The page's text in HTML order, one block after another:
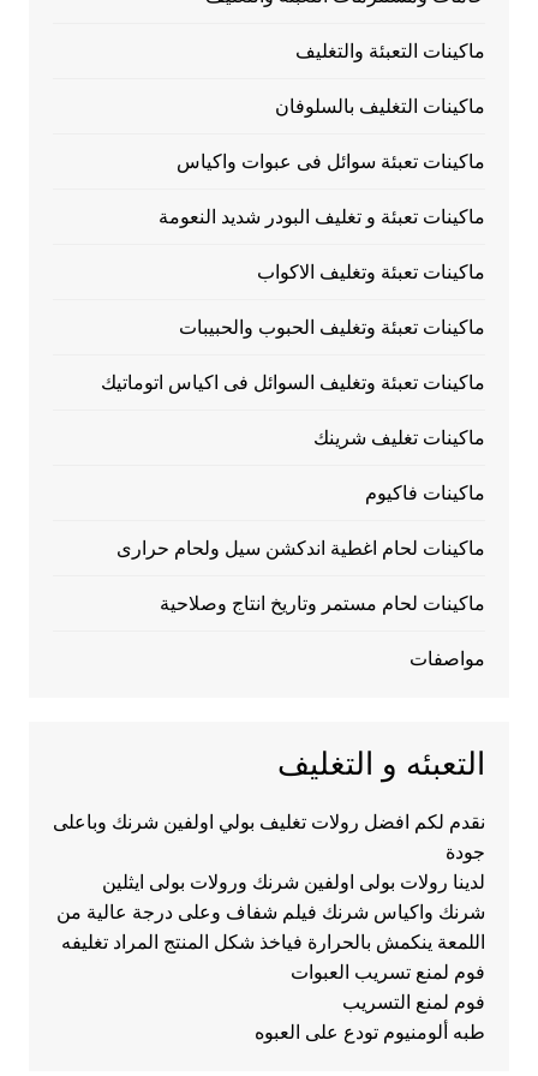
ماكينات التعبئة والتغليف
ماكينات التغليف بالسلوفان
ماكينات تعبئة سوائل فى عبوات واكياس
ماكينات تعبئة و تغليف البودر شديد النعومة
ماكينات تعبئة وتغليف الاكواب
ماكينات تعبئة وتغليف الحبوب والحبيبات
ماكينات تعبئة وتغليف السوائل فى اكياس اتوماتيك
ماكينات تغليف شرينك
ماكينات فاكيوم
ماكينات لحام اغطية اندكشن سيل ولحام حرارى
ماكينات لحام مستمر وتاريخ انتاج وصلاحية
مواصفات
التعبئه و التغليف
نقدم لكم افضل رولات تغليف بولي اولفين شرنك وباعلى
جودة
لدينا رولات بولى اولفين شرنك ورولات بولى ايثلين
شرنك واكياس شرنك فيلم شفاف وعلى درجة عالية من
اللمعة ينكمش بالحرارة فياخذ شكل المنتج المراد تغليفه
فوم لمنع تسريب العبوات
فوم لمنع التسريب
طبه ألومنيوم تودع على العبوه